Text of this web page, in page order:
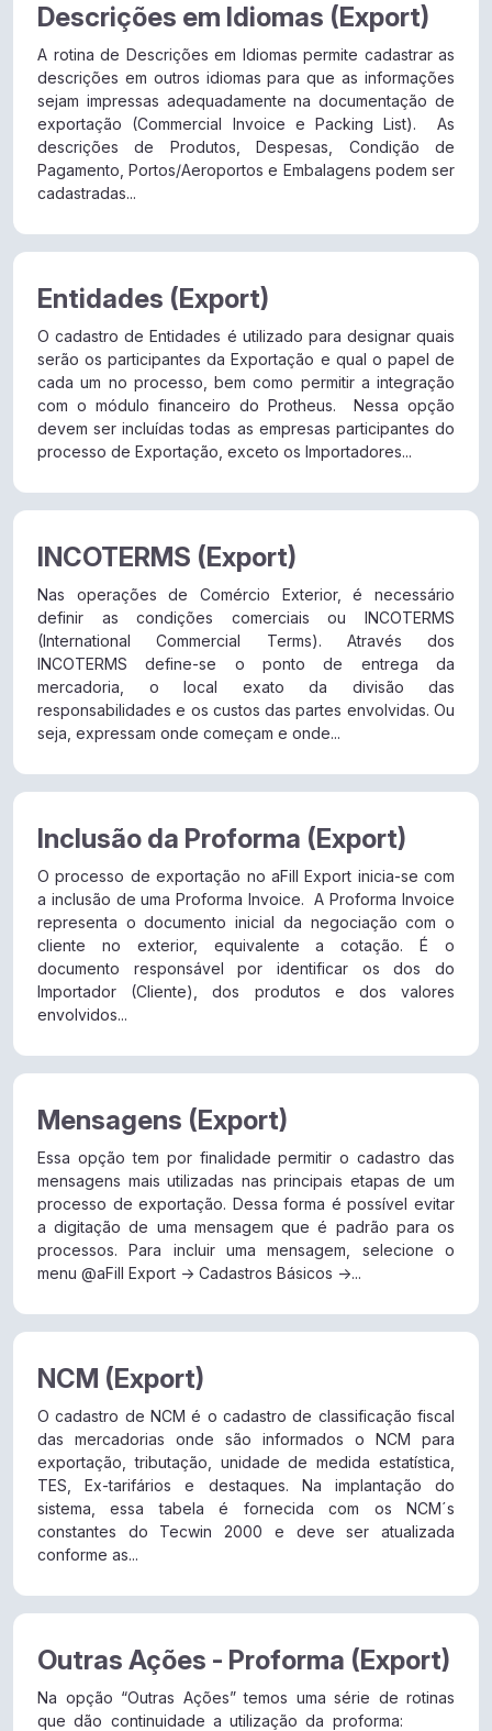
Descrições em Idiomas (Export)
A rotina de Descrições em Idiomas permite cadastrar as
descrições em outros idiomas para que as informações
sejam impressas adequadamente na documentação de
exportação (Commercial Invoice e Packing List). As
descrições de Produtos, Despesas, Condição de
Pagamento, Portos/Aeroportos e Embalagens podem ser
cadastradas...
Entidades (Export)
O cadastro de Entidades é utilizado para designar quais
serão os participantes da Exportação e qual o papel de
cada um no processo, bem como permitir a integração
com o módulo financeiro do Protheus. Nessa opção
devem ser incluídas todas as empresas participantes do
processo de Exportação, exceto os Importadores...
INCOTERMS (Export)
Nas operações de Comércio Exterior, é necessário
definir as condições comerciais ou INCOTERMS
(International Commercial Terms). Através dos
INCOTERMS define-se o ponto de entrega da
mercadoria, o local exato da divisão das
responsabilidades e os custos das partes envolvidas. Ou
seja, expressam onde começam e onde...
Inclusão da Proforma (Export)
O processo de exportação no aFill Export inicia-se com
a inclusão de uma Proforma Invoice. A Proforma Invoice
representa o documento inicial da negociação com o
cliente no exterior, equivalente a cotação. É o
documento responsável por identificar os dos do
Importador (Cliente), dos produtos e dos valores
envolvidos...
Mensagens (Export)
Essa opção tem por finalidade permitir o cadastro das
mensagens mais utilizadas nas principais etapas de um
processo de exportação. Dessa forma é possível evitar
a digitação de uma mensagem que é padrão para os
processos. Para incluir uma mensagem, selecione o
menu @aFill Export -> Cadastros Básicos ->...
NCM (Export)
O cadastro de NCM é o cadastro de classificação fiscal
das mercadorias onde são informados o NCM para
exportação, tributação, unidade de medida estatística,
TES, Ex-tarifários e destaques. Na implantação do
sistema, essa tabela é fornecida com os NCM´s
constantes do Tecwin 2000 e deve ser atualizada
conforme as...
Outras Ações - Proforma (Export)
Na opção “Outras Ações” temos uma série de rotinas
que dão continuidade a utilização da proforma: